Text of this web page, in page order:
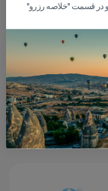
برداشت های یک
تجربه ای که لذت منظره
باشکوه کاپادوکیه و بار
احساسات را به همراه
دارد.
در قسمت "خلاصه رزرو"